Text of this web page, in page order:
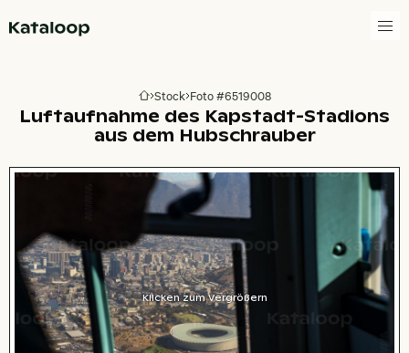
Zur Homepage
Stock Foto #6519008
Luftaufnahme des Kapstadt-Stadions
aus dem Hubschrauber
Klicken zum Vergrößern